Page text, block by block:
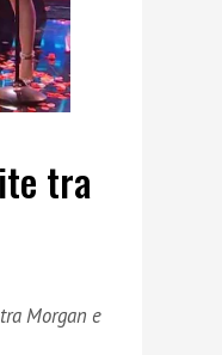
tra
Morgan e